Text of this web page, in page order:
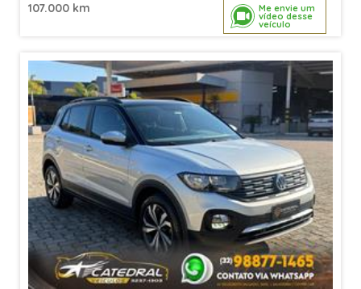
Me envie um
vídeo desse
veículo
107.000 km